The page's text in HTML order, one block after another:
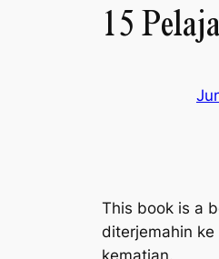
15
This book is a
diterjemahin ke
kematian.